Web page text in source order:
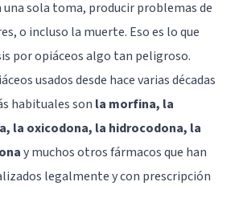
una sola toma, producir problemas de
o incluso la muerte. Eso es lo que
por opiáceos algo tan peligroso.
usados desde hace varias décadas
habituales son la morfina, la
la oxicodona, la hidrocodona, la
y muchos otros fármacos que han
legalmente y con prescripción